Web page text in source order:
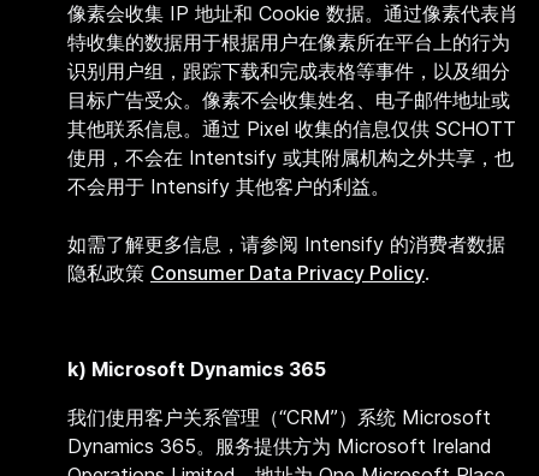
像素会收集 IP 地址和 Cookie 数据。通过像素代表肖
特收集的数据用于根据用户在像素所在平台上的行为
识别用户组，跟踪下载和完成表格等事件，以及细分
目标广告受众。像素不会收集姓名、电子邮件地址或
其他联系信息。通过 Pixel 收集的信息仅供 SCHOTT
使用，不会在 Intentsify 或其附属机构之外共享，也
不会用于 Intensify 其他客户的利益。
如需了解更多信息，请参阅 Intensify 的消费者数据
隐私政策 Consumer Data Privacy Policy.
k) Microsoft Dynamics 365
我们使用客户关系管理（“CRM”）系统 Microsoft
Dynamics 365。服务提供方为 Microsoft Ireland